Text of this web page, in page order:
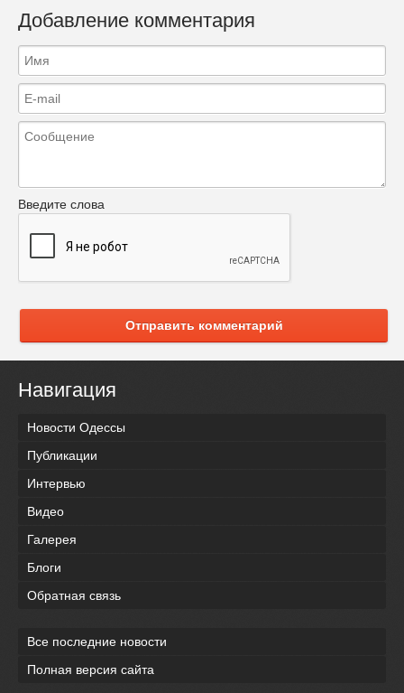
Добавление комментария
Введите слова
Отправить комментарий
Навигация
Новости Одессы
Публикации
Интервью
Видео
Галерея
Блоги
Обратная связь
Все последние новости
Полная версия сайта